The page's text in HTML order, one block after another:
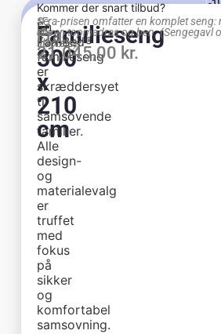
Kommer der snart tilbud?
Familieseng
300
x
210
cm
Se
alle
størrelser
→
En
FamBed®
familieseng
er
skræddersyet
til
samsovende
familier.
Alle
design-
og
materialevalg
er
truffet
med
fokus
på
sikker
og
komfortabel
samsovning.
Fra:
21.045,00 kr.
*Fra-prisen omfatter en komplet seng:
cover, topmadras og ben. (Sengegavl
tilkøbes)